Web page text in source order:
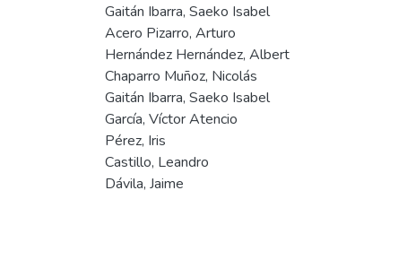
Gaitán Ibarra, Saeko Isabel
Acero Pizarro, Arturo
Hernández Hernández, Albert
Chaparro Muñoz, Nicolás
Gaitán Ibarra, Saeko Isabel
García, Víctor Atencio
Pérez, Iris
Castillo, Leandro
Dávila, Jaime